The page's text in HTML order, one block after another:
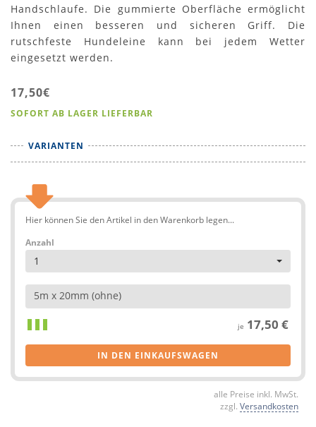
Handschlaufe. Die gummierte Oberfläche ermöglicht
Ihnen einen besseren und sicheren Griff. Die
rutschfeste Hundeleine kann bei jedem Wetter
eingesetzt werden.
17,50€
SOFORT AB LAGER LIEFERBAR
VARIANTEN
Hier können Sie den Artikel in den Warenkorb legen...
Anzahl
1
5m x 20mm (ohne)
je 17,50 €
IN DEN EINKAUFSWAGEN
alle Preise inkl. MwSt.
zzgl. Versandkosten